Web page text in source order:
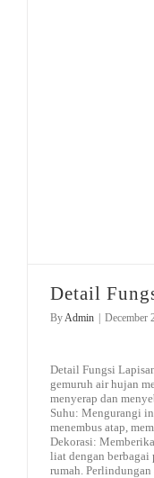
Detail
By Admin | December
Detail Fungsi
gemuruh air hujan
menyerap dan
Suhu: Mengurangi
menembus atap,
Dekorasi:
liat dengan
rumah.